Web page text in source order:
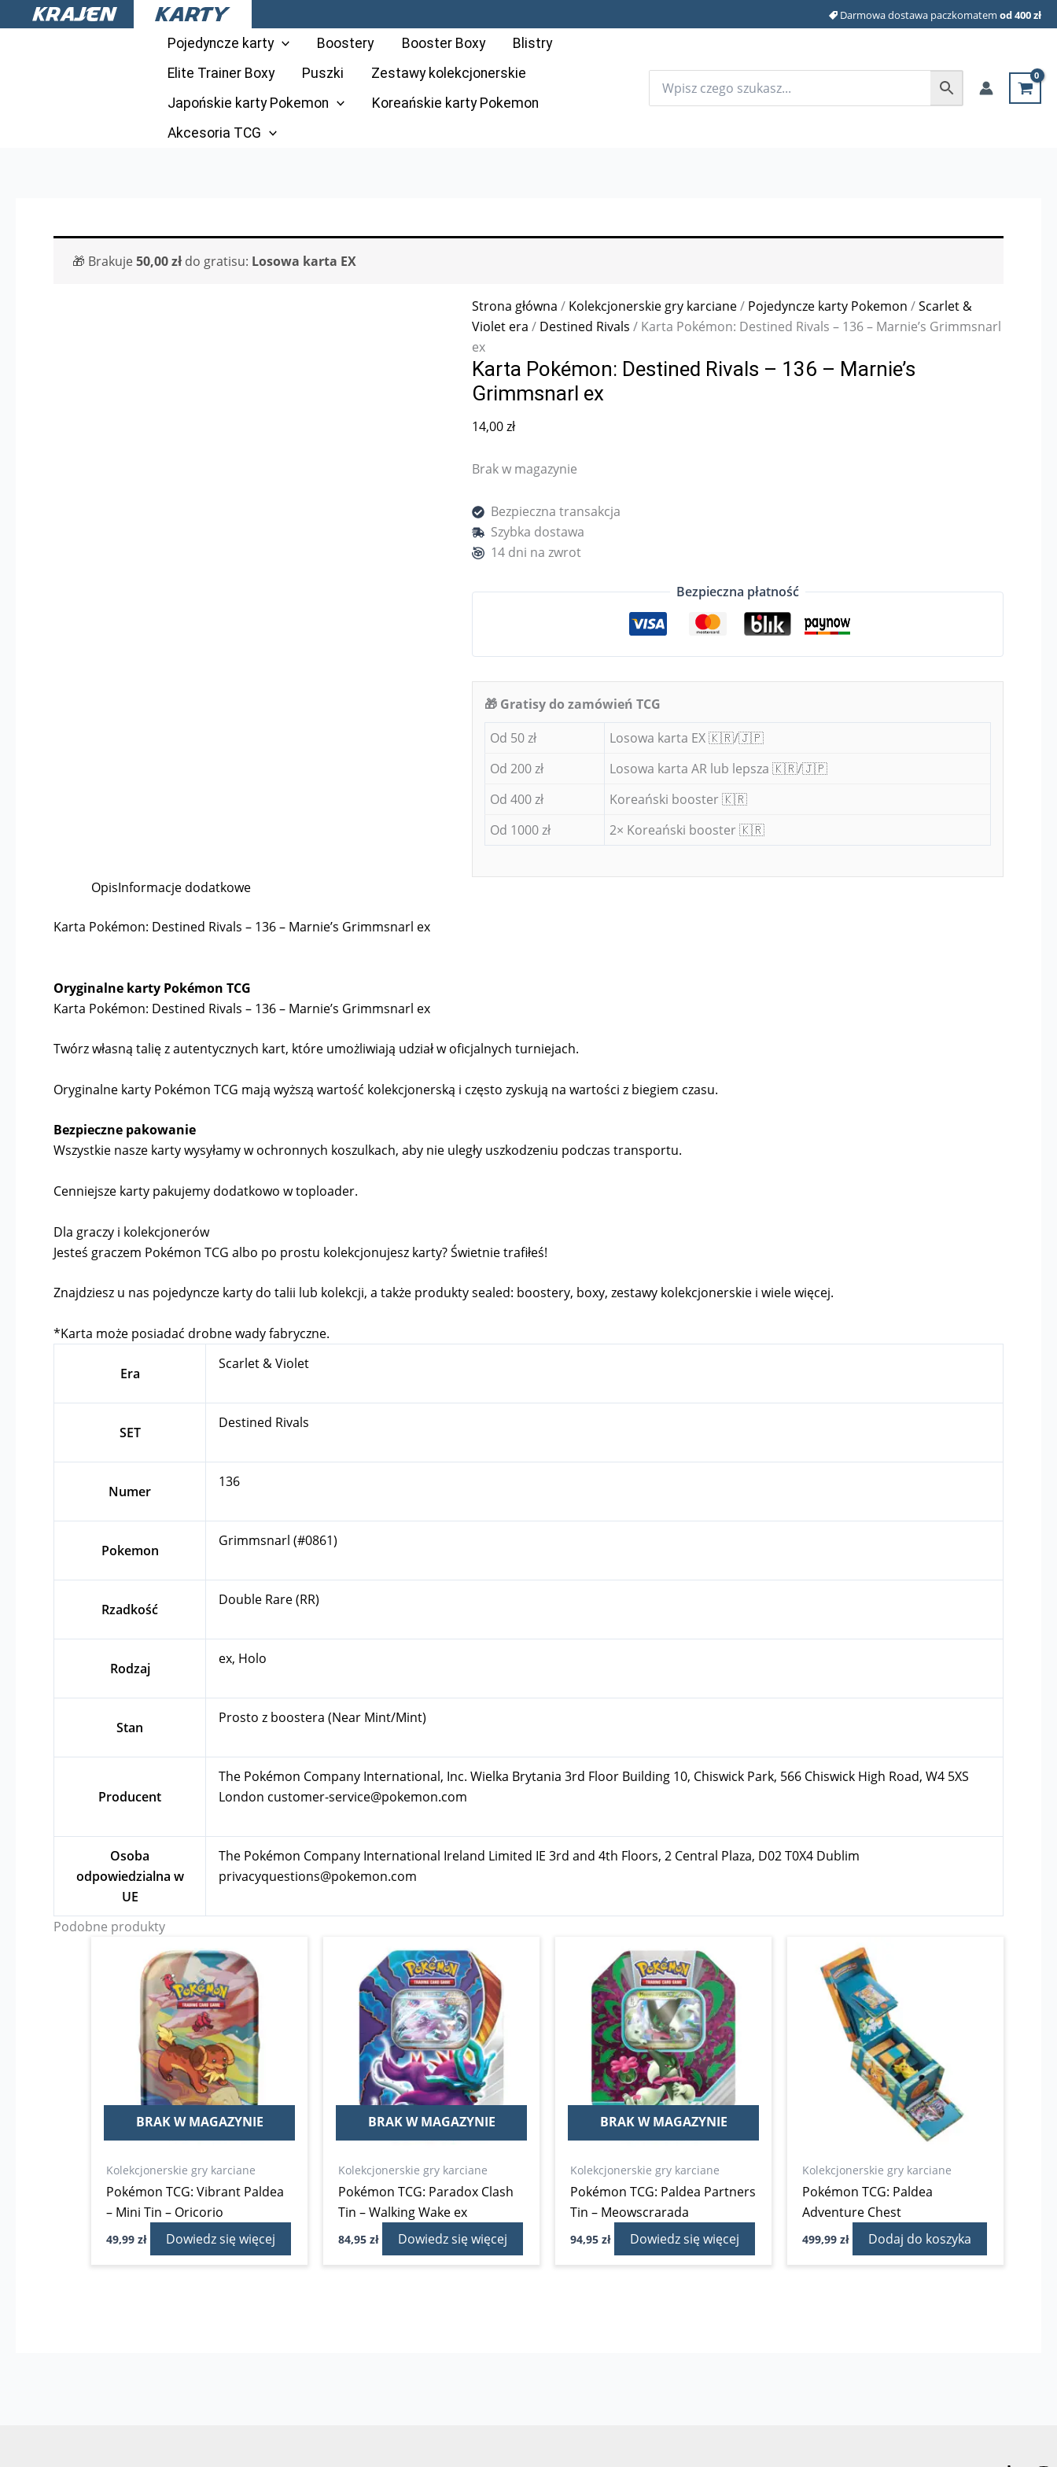
Przejdź
do
Darmowa dostawa paczkomatem od 400 zł
Pojedyncze karty Boostery Booster Boxy
Blistry
Elite Trainer Boxy
Puszki
Zestawy kolekcjonerskie
Japońskie karty Pokemon
Koreańskie karty Pokemon
Akcesoria TCG
🎁 Brakuje 50,00zł do gratisu: Losowa karta EX
Strona główna / Kolekcjonerskie gry karciane/ Pojedyncze karty Pokemon /Scarlet &
Violet era / Destined Rivals / Karta Pokémon: Destined Rivals – 136 – Marnie’s Grimmsnarl
ex
Karta Pokémon: Destined Rivals – 136 – Marnie’s
Grimmsnarl ex
14,00zł
Brak w magazynie
Bezpieczna transakcja
Szybka dostawa
14 dni na zwrot
Bezpieczna płatność
🎁 Gratisy do zamówień TCG
Od 50 zł
Losowa karta EX 🇰🇷/🇯🇵
Od 200 zł
Losowa karta AR lub lepsza 🇰🇷/🇯🇵
Od 400 zł
Koreański booster 🇰🇷
Od 1000 zł
2× Koreański booster 🇰🇷
OpisInformacje dodatkowe
Karta Pokémon: Destined Rivals – 136 – Marnie’s Grimmsnarl ex
Oryginalne karty Pokémon TCG
Karta Pokémon: Destined Rivals – 136 – Marnie’s Grimmsnarl ex
Twórz własną talię z autentycznych kart, które umożliwiają udział w oficjalnych turniejach.
Oryginalne karty Pokémon TCG mają wyższą wartość kolekcjonerską i często zyskują na wartości z biegiem czasu.
Bezpieczne pakowanie
Wszystkie nasze karty wysyłamy w ochronnych koszulkach, aby nie uległy uszkodzeniu podczas transportu.
Cenniejsze karty pakujemy dodatkowo w toploader.
Dla graczy i kolekcjonerów
Jesteś graczem Pokémon TCG albo po prostu kolekcjonujesz karty? Świetnie trafiłeś!
Znajdziesz u nas pojedyncze karty do talii lub kolekcji, a także produkty sealed: boostery, boxy, zestawy kolekcjonerskie i wiele więcej.
*Karta może posiadać drobne wady fabryczne.
Era
Scarlet & Violet
SET
Destined Rivals
Numer
136
Pokemon
Grimmsnarl (#0861)
Rzadkość
Double Rare (RR)
Rodzaj
ex, Holo
Stan
Prosto z boostera (Near Mint/Mint)
Producent
The Pokémon Company International, Inc. Wielka Brytania 3rd Floor Building 10, Chiswick Park, 566 Chiswick High Road, W4 5XS
London customer-service@pokemon.com
Osoba
odpowiedzialna w
UE
The Pokémon Company International Ireland Limited IE 3rd and 4th Floors, 2 Central Plaza, D02 T0X4 Dublim
privacyquestions@pokemon.com
Podobne produkty
BRAK W MAGAZYNIE
Kolekcjonerskie gry karciane
Pokémon TCG: Vibrant Paldea
– Mini Tin – Oricorio
49,99zł Dowiedz się więcej
BRAK W MAGAZYNIE
Kolekcjonerskie gry karciane
Pokémon TCG: Paradox Clash
Tin – Walking Wake ex
84,95zł Dowiedz się więcej
BRAK W MAGAZYNIE
Kolekcjonerskie gry karciane
Pokémon TCG: Paldea Partners
Tin – Meowscrarada
94,95zł Dowiedz się więcej
Kolekcjonerskie gry karciane
Pokémon TCG: Paldea
Adventure Chest
499,99zł Dodaj do koszyka